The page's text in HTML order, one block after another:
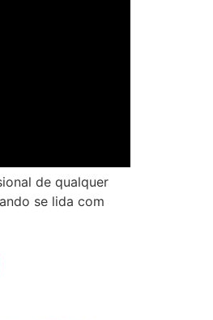
de qualquer
se lida com